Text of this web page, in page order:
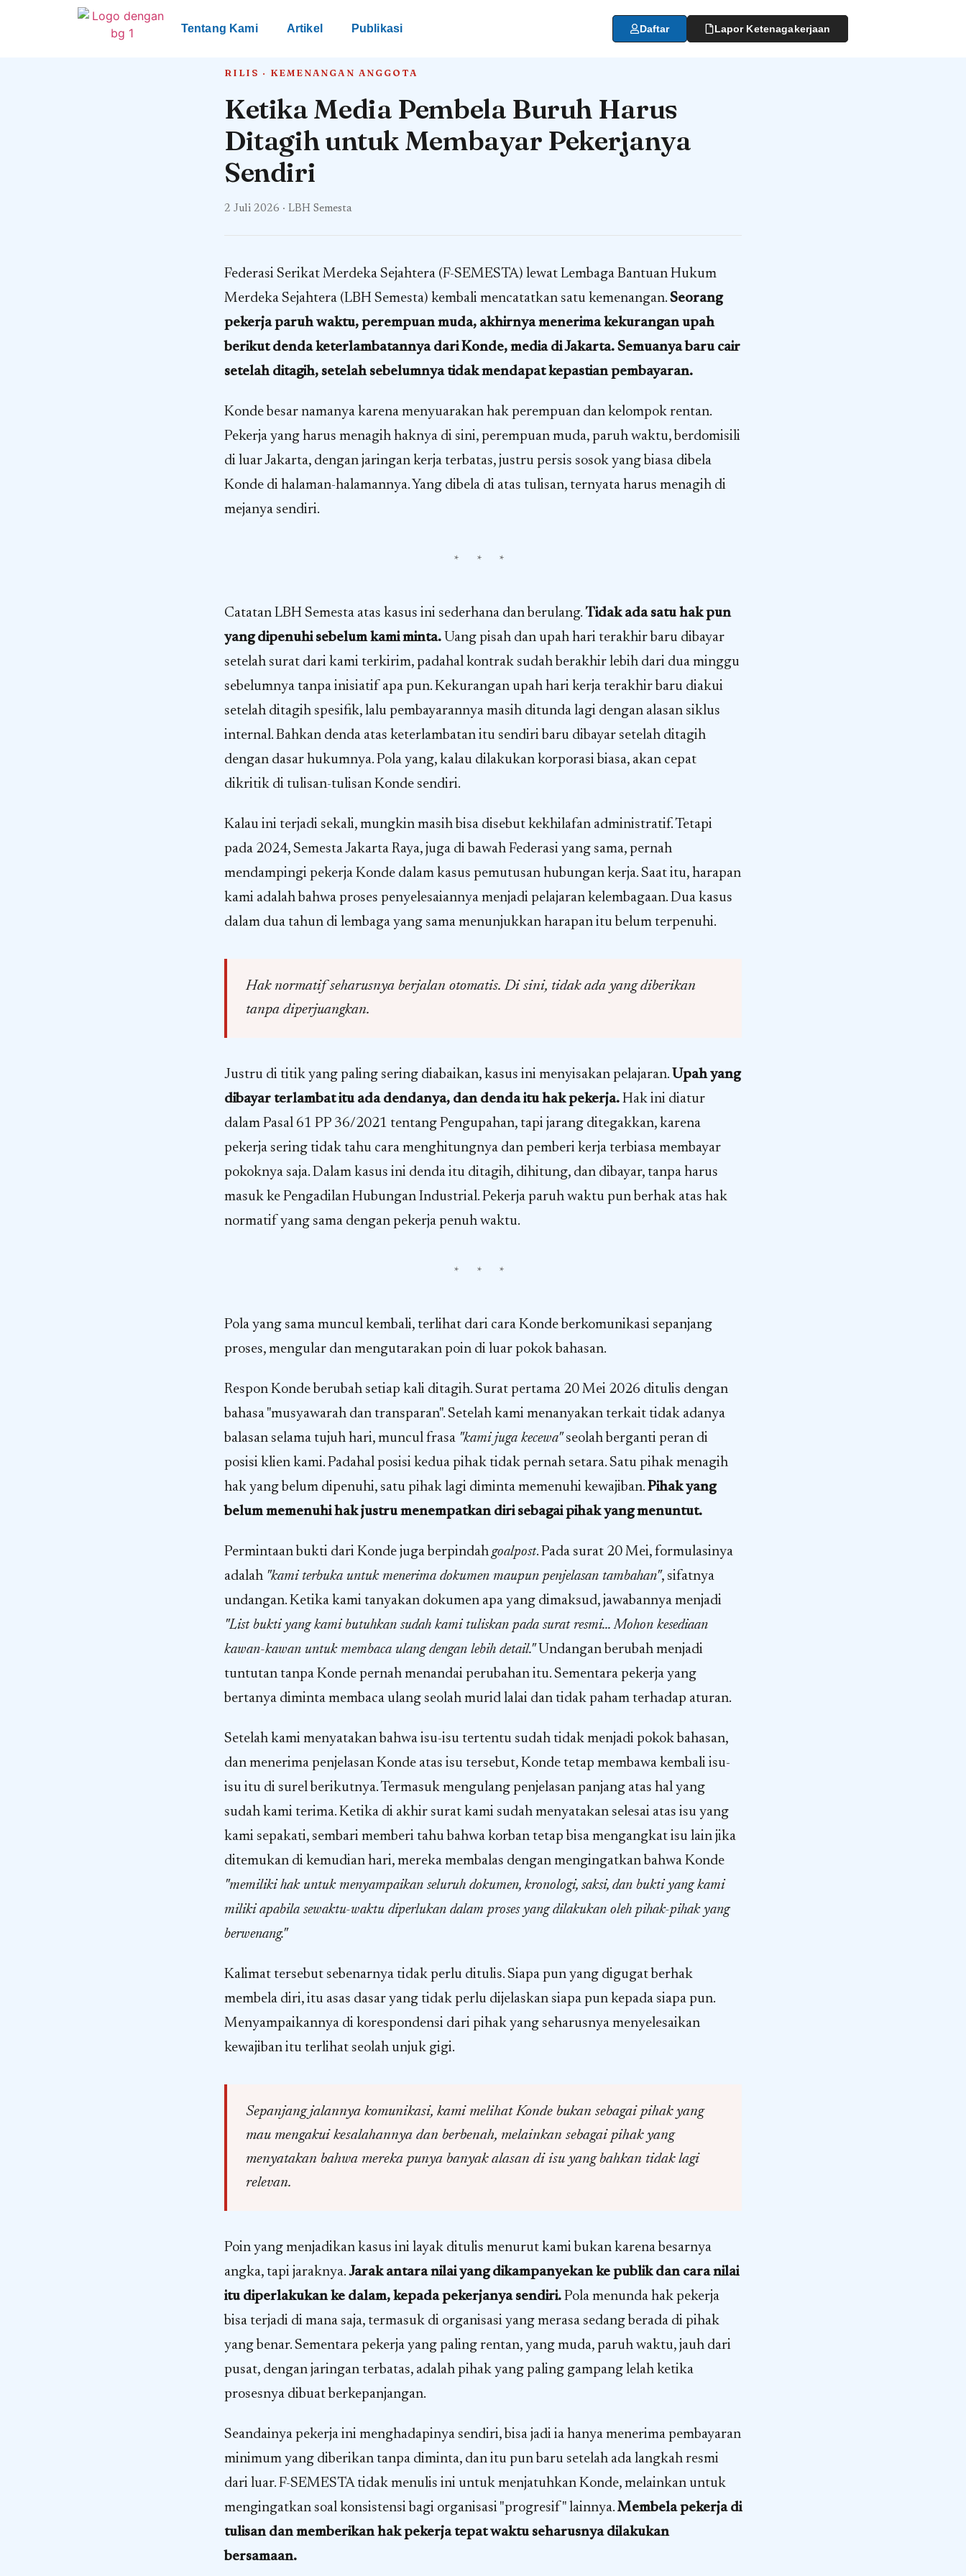
Tentang Kami Artikel Publikasi Daftar Lapor Ketenagakerjaan
RILIS · KEMENANGAN ANGGOTA
Ketika Media Pembela Buruh Harus
Ditagih untuk Membayar Pekerjanya
Sendiri
2 Juli 2026 · LBH Semesta
Federasi Serikat Merdeka Sejahtera (F-SEMESTA) lewat Lembaga Bantuan Hukum
Merdeka Sejahtera (LBH Semesta) kembali mencatatkan satu kemenangan. Seorang
pekerja paruh waktu, perempuan muda, akhirnya menerima kekurangan upah
berikut denda keterlambatannya dari Konde, media di Jakarta. Semuanya baru cair
setelah ditagih, setelah sebelumnya tidak mendapat kepastian pembayaran.
Konde besar namanya karena menyuarakan hak perempuan dan kelompok rentan.
Pekerja yang harus menagih haknya di sini, perempuan muda, paruh waktu, berdomisili
di luar Jakarta, dengan jaringan kerja terbatas, justru persis sosok yang biasa dibela
Konde di halaman-halamannya. Yang dibela di atas tulisan, ternyata harus menagih di
mejanya sendiri.
* * *
Catatan LBH Semesta atas kasus ini sederhana dan berulang. Tidak ada satu hak pun
yang dipenuhi sebelum kami minta. Uang pisah dan upah hari terakhir baru dibayar
setelah surat dari kami terkirim, padahal kontrak sudah berakhir lebih dari dua minggu
sebelumnya tanpa inisiatif apa pun. Kekurangan upah hari kerja terakhir baru diakui
setelah ditagih spesifik, lalu pembayarannya masih ditunda lagi dengan alasan siklus
internal. Bahkan denda atas keterlambatan itu sendiri baru dibayar setelah ditagih
dengan dasar hukumnya. Pola yang, kalau dilakukan korporasi biasa, akan cepat
dikritik di tulisan-tulisan Konde sendiri.
Kalau ini terjadi sekali, mungkin masih bisa disebut kekhilafan administratif. Tetapi
pada 2024, Semesta Jakarta Raya, juga di bawah Federasi yang sama, pernah
mendampingi pekerja Konde dalam kasus pemutusan hubungan kerja. Saat itu, harapan
kami adalah bahwa proses penyelesaiannya menjadi pelajaran kelembagaan. Dua kasus
dalam dua tahun di lembaga yang sama menunjukkan harapan itu belum terpenuhi.
Hak normatif seharusnya berjalan otomatis. Di sini, tidak ada yang diberikan
tanpa diperjuangkan.
Justru di titik yang paling sering diabaikan, kasus ini menyisakan pelajaran. Upah yang
dibayar terlambat itu ada dendanya, dan denda itu hak pekerja. Hak ini diatur
dalam Pasal 61 PP 36/2021 tentang Pengupahan, tapi jarang ditegakkan, karena
pekerja sering tidak tahu cara menghitungnya dan pemberi kerja terbiasa membayar
pokoknya saja. Dalam kasus ini denda itu ditagih, dihitung, dan dibayar, tanpa harus
masuk ke Pengadilan Hubungan Industrial. Pekerja paruh waktu pun berhak atas hak
normatif yang sama dengan pekerja penuh waktu.
* * *
Pola yang sama muncul kembali, terlihat dari cara Konde berkomunikasi sepanjang
proses, mengular dan mengutarakan poin di luar pokok bahasan.
Respon Konde berubah setiap kali ditagih. Surat pertama 20 Mei 2026 ditulis dengan
bahasa "musyawarah dan transparan". Setelah kami menanyakan terkait tidak adanya
balasan selama tujuh hari, muncul frasa "kami juga kecewa"seolah berganti peran di
posisi klien kami. Padahal posisi kedua pihak tidak pernah setara. Satu pihak menagih
hak yang belum dipenuhi, satu pihak lagi diminta memenuhi kewajiban. Pihak yang
belum memenuhi hak justru menempatkan diri sebagai pihak yang menuntut.
Permintaan bukti dari Konde juga berpindah goalpost. Pada surat 20 Mei, formulasinya
adalah "kami terbuka untuk menerima dokumen maupun penjelasan tambahan", sifatnya
undangan. Ketika kami tanyakan dokumen apa yang dimaksud, jawabannya menjadi
"List bukti yang kami butuhkan sudah kami tuliskan pada surat resmi... Mohon kesediaan
kawan-kawan untuk membaca ulang dengan lebih detail."Undangan berubah menjadi
tuntutan tanpa Konde pernah menandai perubahan itu. Sementara pekerja yang
bertanya diminta membaca ulang seolah murid lalai dan tidak paham terhadap aturan.
Setelah kami menyatakan bahwa isu-isu tertentu sudah tidak menjadi pokok bahasan,
dan menerima penjelasan Konde atas isu tersebut, Konde tetap membawa kembali isu-
isu itu di surel berikutnya. Termasuk mengulang penjelasan panjang atas hal yang
sudah kami terima. Ketika di akhir surat kami sudah menyatakan selesai atas isu yang
kami sepakati, sembari memberi tahu bahwa korban tetap bisa mengangkat isu lain jika
ditemukan di kemudian hari, mereka membalas dengan mengingatkan bahwa Konde
"memiliki hak untuk menyampaikan seluruh dokumen, kronologi, saksi, dan bukti yang kami
miliki apabila sewaktu-waktu diperlukan dalam proses yang dilakukan oleh pihak-pihak yang
berwenang."
Kalimat tersebut sebenarnya tidak perlu ditulis. Siapa pun yang digugat berhak
membela diri, itu asas dasar yang tidak perlu dijelaskan siapa pun kepada siapa pun.
Menyampaikannya di korespondensi dari pihak yang seharusnya menyelesaikan
kewajiban itu terlihat seolah unjuk gigi.
Sepanjang jalannya komunikasi, kami melihat Konde bukan sebagai pihak yang
mau mengakui kesalahannya dan berbenah, melainkan sebagai pihak yang
menyatakan bahwa mereka punya banyak alasan di isu yang bahkan tidak lagi
relevan.
Poin yang menjadikan kasus ini layak ditulis menurut kami bukan karena besarnya
angka, tapi jaraknya. Jarak antara nilai yang dikampanyekan ke publik dan cara nilai
itu diperlakukan ke dalam, kepada pekerjanya sendiri. Pola menunda hak pekerja
bisa terjadi di mana saja, termasuk di organisasi yang merasa sedang berada di pihak
yang benar. Sementara pekerja yang paling rentan, yang muda, paruh waktu, jauh dari
pusat, dengan jaringan terbatas, adalah pihak yang paling gampang lelah ketika
prosesnya dibuat berkepanjangan.
Seandainya pekerja ini menghadapinya sendiri, bisa jadi ia hanya menerima pembayaran
minimum yang diberikan tanpa diminta, dan itu pun baru setelah ada langkah resmi
dari luar. F-SEMESTA tidak menulis ini untuk menjatuhkan Konde, melainkan untuk
mengingatkan soal konsistensi bagi organisasi "progresif" lainnya. Membela pekerja di
tulisan dan memberikan hak pekerja tepat waktu seharusnya dilakukan
bersamaan.